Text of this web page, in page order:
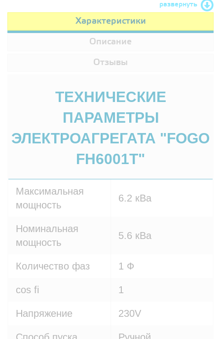
развернуть
Характеристики
Описание
Отзывы
ТЕХНИЧЕСКИЕ
ПАРАМЕТРЫ
ЭЛЕКТРОАГРЕГАТА "FOGO
FH6001T"
Максимальная
мощность
6.2 кВа
Номинальная
мощность
5.6 кВа
Количество фаз 1 Ф
cos fi 1
Напряжение 230V